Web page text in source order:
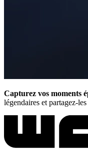
Capturez vos moments
légendaires et partagez-